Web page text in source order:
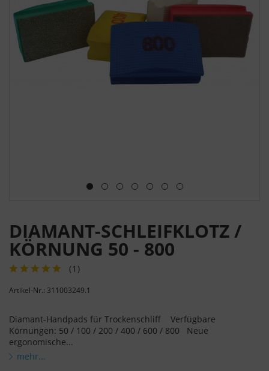
DIAMANT-SCHLEIFKLOTZ /
KÖRNUNG 50 - 800
(1 )
Artikel-Nr.: 311003249.1
Diamant-Handpads für Trockenschliff Verfügbare
Körnungen: 50 / 100 / 200 / 400 / 600 / 800 Neue
ergonomische...
mehr...